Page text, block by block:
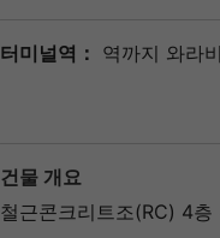
터미널역： 역까지 와라
건물 개요
철근콘크리트조(RC) 4층